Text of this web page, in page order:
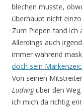
blechen musste,
überhaupt nicht
Zum Piepen fand ich
Allerdings auch
immer während
doch sein
Von seinen
Ludwigüber den Weg
ich mich da richtig